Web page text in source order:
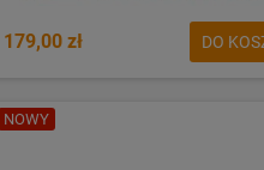
179,00 zł DO
NOWY